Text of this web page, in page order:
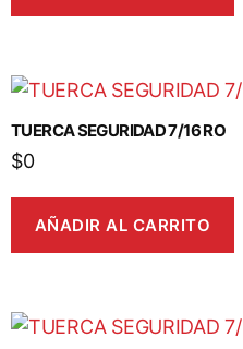
TUERCA SEGURIDAD 7/16 RO
$0
AÑADIR AL CARRITO